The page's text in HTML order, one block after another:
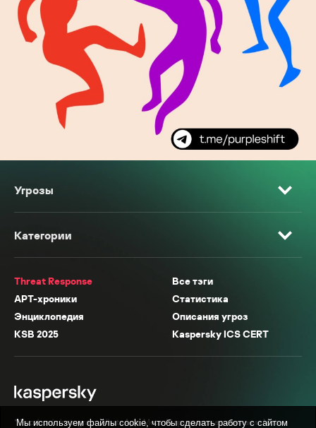
Угрозы
Категории
Threat Response
Все тэги
APT-хроники
Статистика
Энциклопедия
Описания угроз
KSB 2025
Kaspersky ICS CERT
* Facebook, Instagram, WhatsApp, Meta AI принадлежат компании Meta,
Мы используем файлы cookie, чтобы сделать работу с сайтом